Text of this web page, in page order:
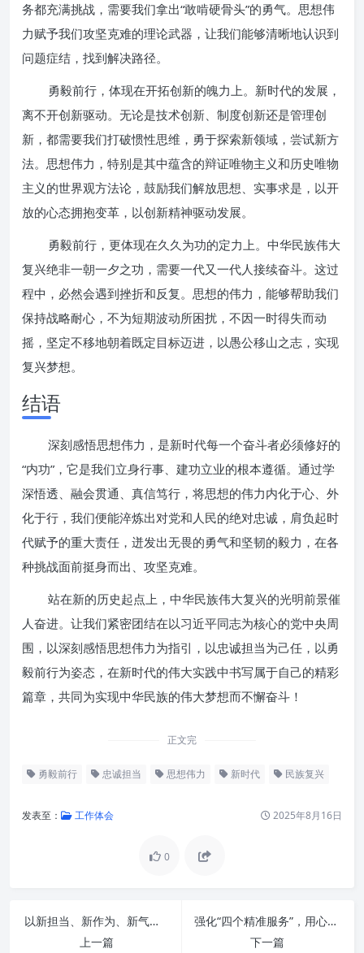
务都充满挑战，需要我们拿出“敢啃硬骨头”的勇气。思想伟
力赋予我们攻坚克难的理论武器，让我们能够清晰地认识到
问题症结，找到解决路径。
勇毅前行，体现在开拓创新的魄力上。新时代的发展，
离不开创新驱动。无论是技术创新、制度创新还是管理创
新，都需要我们打破惯性思维，勇于探索新领域，尝试新方
法。思想伟力，特别是其中蕴含的辩证唯物主义和历史唯物
主义的世界观方法论，鼓励我们解放思想、实事求是，以开
放的心态拥抱变革，以创新精神驱动发展。
勇毅前行，更体现在久久为功的定力上。中华民族伟大
复兴绝非一朝一夕之功，需要一代又一代人接续奋斗。这过
程中，必然会遇到挫折和反复。思想的伟力，能够帮助我们
保持战略耐心，不为短期波动所困扰，不因一时得失而动
摇，坚定不移地朝着既定目标迈进，以愚公移山之志，实现
复兴梦想。
结语
深刻感悟思想伟力，是新时代每一个奋斗者必须修好的
“内功”，它是我们立身行事、建功立业的根本遵循。通过学
深悟透、融会贯通、真信笃行，将思想的伟力内化于心、外
化于行，我们便能淬炼出对党和人民的绝对忠诚，肩负起时
代赋予的重大责任，迸发出无畏的勇气和坚韧的毅力，在各
种挑战面前挺身而出、攻坚克难。
站在新的历史起点上，中华民族伟大复兴的光明前景催
人奋进。让我们紧密团结在以习近平同志为核心的党中央周
围，以深刻感悟思想伟力为指引，以忠诚担当为己任，以勇
毅前行为姿态，在新时代的伟大实践中书写属于自己的精彩
篇章，共同为实现中华民族的伟大梦想而不懈奋斗！
正文完
勇毅前行 忠诚担当 思想伟力 新时代 民族复兴
发表至： 工作体会 2025年8月16日
0
以新担当、新作为、新气象：驱动“三服务”能力跃升的时代引擎
上一篇
强化“四个精准服务”，用心用情绘就新时代老干部工作幸福画卷
下一篇
思想伟力：新时代航程的精神罗